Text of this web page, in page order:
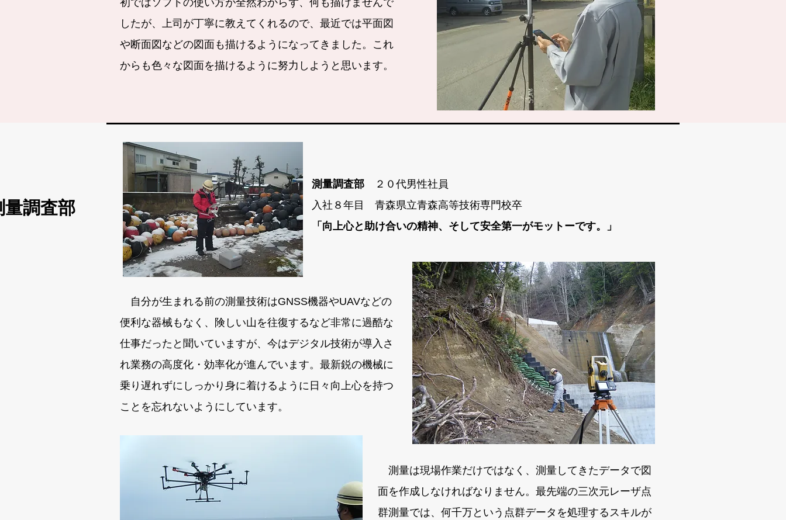
初ではソフトの使い方が全然わからず、何も描けませんで
したが、上司が丁寧に教えてくれるので、最近では平面図
や断面図などの図面も描けるようになってきました。これ
からも色々な図面を描けるように努力しようと思います。
量調査部
測量調査部 ２０代男性社員
入社８年目 青森県立青森高等技術専門校卒
「向上心と助け合いの精神、そして安全第一がモットーです。」
自分が生まれる前の測量技術はGNSS機器やUAVなどの
便利な器械もなく、険しい山を往復するなど非常に過酷な
仕事だったと聞いていますが、今はデジタル技術が導入さ
れ業務の高度化・効率化が進んでいます。最新鋭の機械に
乗り遅れずにしっかり身に着けるように日々向上心を持つ
ことを忘れないようにしています。
測量は現場作業だけではなく、測量してきたデータで図
面を作成しなければなりません。最先端の三次元レーザ点
群測量では、何千万という点群データを処理するスキルが